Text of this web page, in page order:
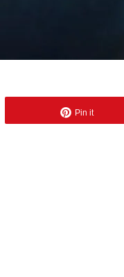
Pin it